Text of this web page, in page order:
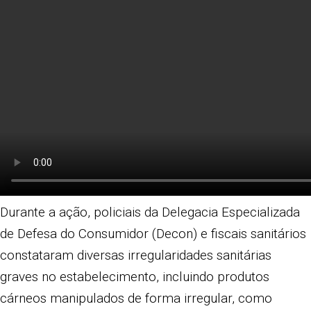
Durante a ação, policiais da Delegacia Especializada
de Defesa do Consumidor (Decon) e fiscais sanitários
constataram diversas irregularidades sanitárias
graves no estabelecimento, incluindo produtos
cárneos manipulados de forma irregular, como